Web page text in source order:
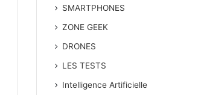
SMARTPHONES
ZONE GEEK
DRONES
LES TESTS
Intelligence Artificielle